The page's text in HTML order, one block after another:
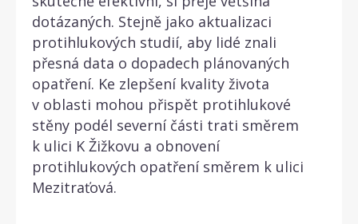
dotázaných. Stejně jako aktualizaci
protihlukových studií, aby lidé znali
přesná data o dopadech plánovaných
opatření. Ke zlepšení kvality života
v oblasti mohou přispět protihlukové
stěny podél severní části trati směrem
k ulici K Žižkovu a obnovení
protihlukových opatření směrem k ulici
Mezitraťová.